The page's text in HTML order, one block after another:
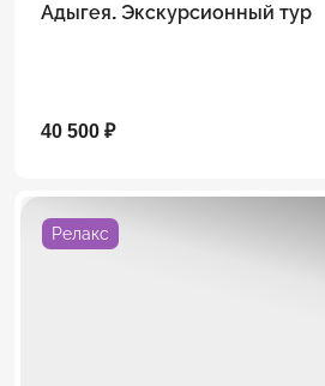
Адыгея. Экскурсионный тур
40 500 ₽
Релакс